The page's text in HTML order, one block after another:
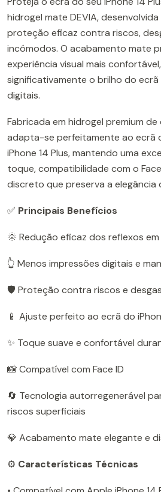
hidrogel mate DEVIA,
proteção eficaz contra riscos,
incómodos. O acabamento mate
experiência visual mais
significativamente o brilho do ecrã
digitais.
Fabricada em hidrogel premium
adapta-se perfeitamente ao ecrã
iPhone 14 Plus, mantendo uma
toque, compatibilidade com o
discreto que preserva a elegância
✅ Principais Benefícios
🌞 Redução eficaz dos reflexos
👆 Menos impressões digitais e
🛡️ Proteção contra riscos e
📱 Ajuste perfeito ao ecrã do
✨ Toque suave e confortável
📸 Compatível com Face ID
🔄 Tecnologia autorregenerável
riscos superficiais
💎 Acabamento mate elegante e
⚙️ Características Técnicas